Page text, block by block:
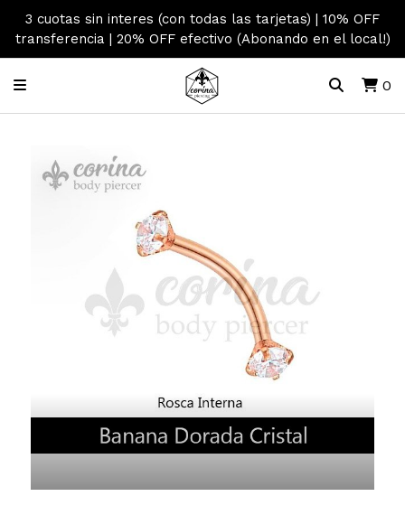
3 cuotas sin interes (con todas las tarjetas) | 10% OFF
transferencia | 20% OFF efectivo (Abonando en el local!)
0